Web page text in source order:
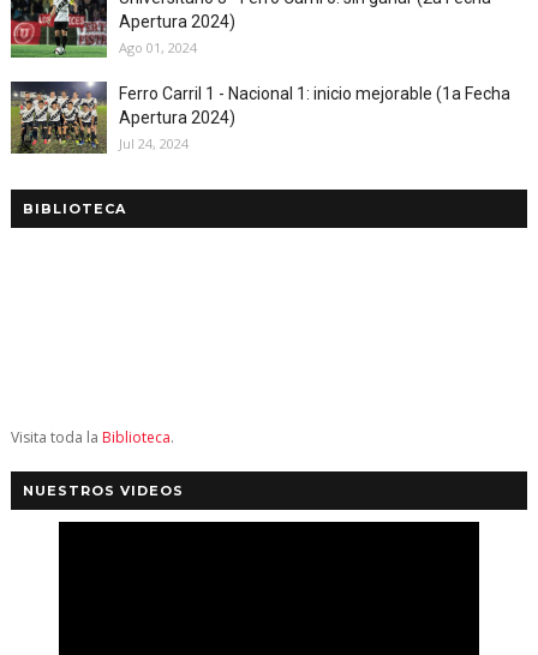
Apertura 2024)
Ago 01, 2024
Ferro Carril 1 - Nacional 1: inicio mejorable (1a Fecha
Apertura 2024)
Jul 24, 2024
BIBLIOTECA
Visita toda la Biblioteca.
NUESTROS VIDEOS